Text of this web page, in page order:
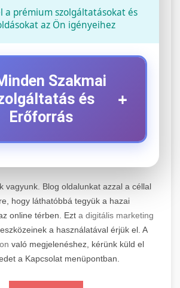
a prémium szolgáltatásokat és
az Ön igényeihez
Szakmai
és
Erőforrás
+
+
elektromos roller javítási és
szolgáltatások. Szakértő
minőségi szervízt nyújtanak
márkához és modellhez.
Látogatása
2. Online Marketing
Ügynökség
+
marketing szolgáltatások,
t, közösségi média kezelést és
vagyunk. Blog oldalunkat azzal a céllal
hogy láthatóbbá tegyük a hazai
online térben. Ezt a digitális marketing
a használatával érjük el. A
való megjelenéshez, kérünk küld el
a Kapcsolat menüpontban.